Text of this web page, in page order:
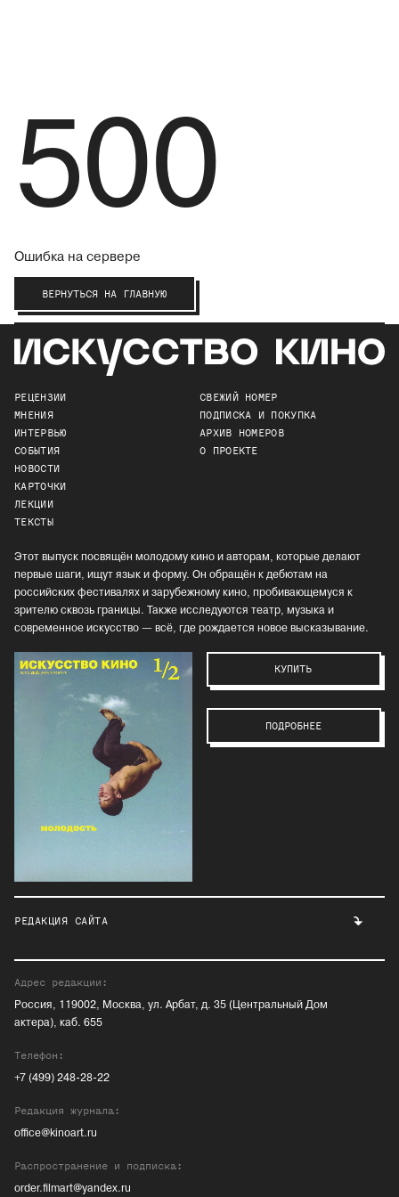
500
Ошибка на сервере
ВЕРНУТЬСЯ НА ГЛАВНУЮ
РЕЦЕНЗИИ
МНЕНИЯ
ИНТЕРВЬЮ
СОБЫТИЯ
НОВОСТИ
КАРТОЧКИ
ЛЕКЦИИ
ТЕКСТЫ
СВЕЖИЙ НОМЕР
ПОДПИСКА И ПОКУПКА
АРХИВ НОМЕРОВ
О ПРОЕКТЕ
Этот выпуск посвящён молодому кино и авторам, которые делают
первые шаги, ищут язык и форму. Он обращён к дебютам на
российских фестивалях и зарубежному кино, пробивающемуся к
зрителю сквозь границы. Также исследуются театр, музыка и
современное искусство — всё, где рождается новое высказывание.
КУПИТЬ
ПОДРОБНЕЕ
РЕДАКЦИЯ САЙТА
Адрес редакции:
Россия, 119002, Москва, ул. Арбат, д. 35 (Центральный Дом
актера), каб. 655
Телефон:
+7 (499) 248-28-22
Редакция журнала:
office@kinoart.ru
Распространение и подписка:
order.filmart@yandex.ru